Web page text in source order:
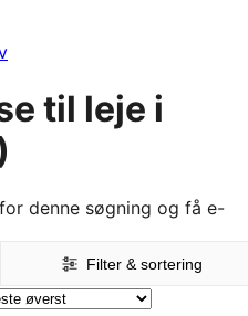
til leje i
denne søgning og få e-
Filter & sortering